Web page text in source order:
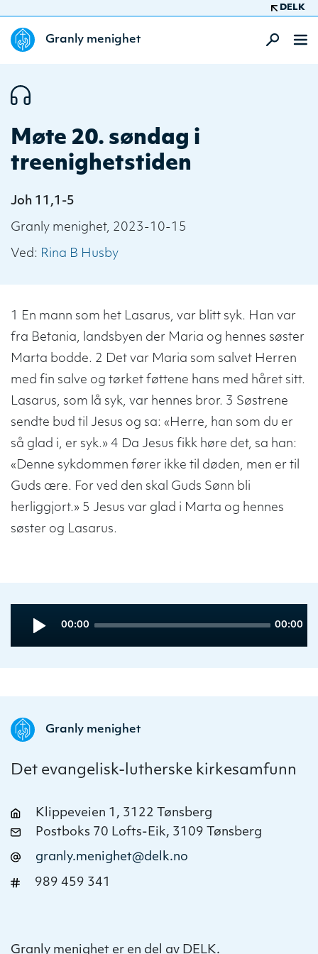
DELK
Granly menighet
Møte 20. søndag i
treenighetstiden
Joh 11,1-5
Granly menighet, 2023-10-15
Ved: Rina B Husby
1 En mann som het Lasarus, var blitt syk. Han var
fra Betania, landsbyen der Maria og hennes søster
Marta bodde. 2 Det var Maria som salvet Herren
med fin salve og tørket føttene hans med håret sitt.
Lasarus, som lå syk, var hennes bror. 3 Søstrene
sendte bud til Jesus og sa: «Herre, han som du er
så glad i, er syk.» 4 Da Jesus fikk høre det, sa han:
«Denne sykdommen fører ikke til døden, men er til
Guds ære. For ved den skal Guds Sønn bli
herliggjort.» 5 Jesus var glad i Marta og hennes
søster og Lasarus.
Player
Current
00:00
Total
00:00
Granly menighet
Det evangelisk-lutherske kirkesamfunn
Klippeveien 1, 3122 Tønsberg
Postboks 70 Lofts-Eik, 3109 Tønsberg
granly.menighet@delk.no
989 459 341
Granly menighet er en del av DELK.